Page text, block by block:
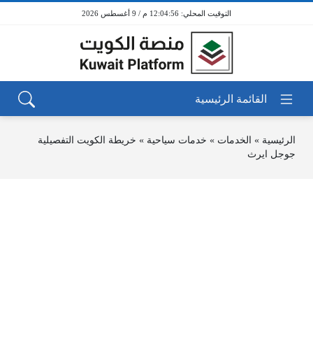
12:04:56 م / 9 أغسطس 2026
الرئيسية » الخدمات » خدمات سياحية » خريطة الكويت التفصيلية
جوجل ايرث